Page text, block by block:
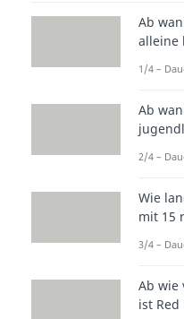
durch ein
des
zum
Ab
alleine
1/4 –
Ab
2/4 –
Wie
mit 15
3/4 –
Ab wie
ist Red